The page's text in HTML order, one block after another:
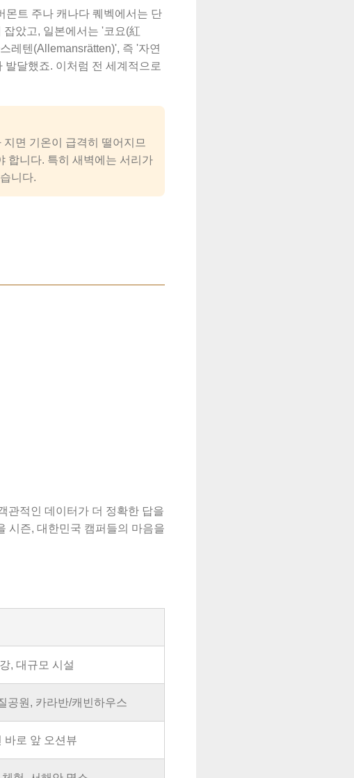
몬트 주나 캐나다 퀘벡에서는 단
았고, 일본에서는 '코요(紅
레텐(Allemansrätten)', 즉 '자연
달했죠. 이처럼 전 세계적으로
면 기온이 급격히 떨어지므
합니다. 특히 새벽에는 서리가
니다.
관적인 데이터가 더 정확한 답을
시즌, 대한민국 캠퍼들의 마음을
, 대규모 시설
공원, 카라반/캐빈하우스
바로 앞 오션뷰